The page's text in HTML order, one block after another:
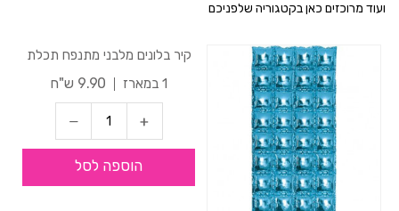
ועוד מרוכזים כאן בקטגוריה שלפניכם
קיר בלונים מלבני מתנפח תכלת
1 במארז
9.90 ש"ח
הוספה לסל